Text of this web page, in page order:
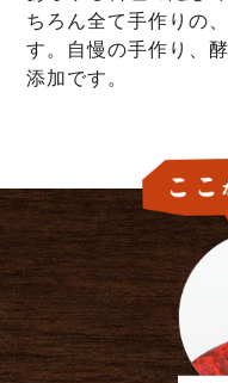
ちろん全て手作りの
す。自慢の手作り、
添加です。